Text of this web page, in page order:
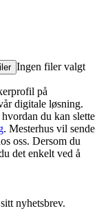
Ingen filer valgt
på
digitale løsning.
du kan slette
. Mesterhus vil sende
oss. Dersom du
det enkelt ved å
nyhetsbrev.